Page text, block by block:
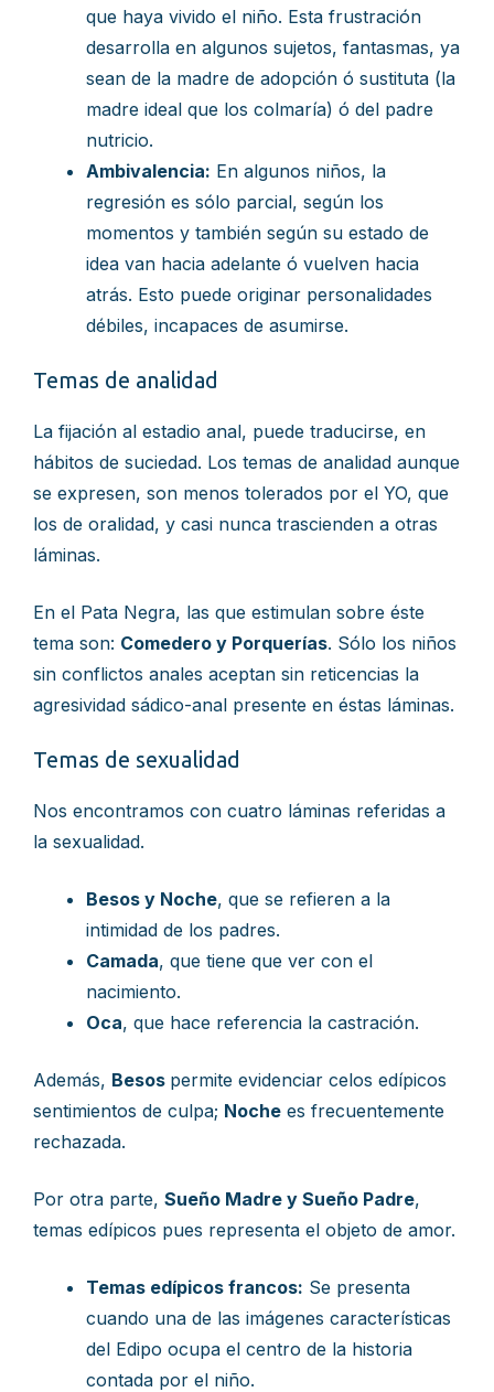
que haya vivido el niño. Esta frustración
desarrolla en algunos sujetos, fantasmas, ya
sean de la madre de adopción ó sustituta (la
madre ideal que los colmaría) ó del padre
nutricio.
Ambivalencia: En algunos niños, la
regresión es sólo parcial, según los
momentos y también según su estado de
idea van hacia adelante ó vuelven hacia
atrás. Esto puede originar personalidades
débiles, incapaces de asumirse.
Temas de analidad
La fijación al estadio anal, puede traducirse, en
hábitos de suciedad. Los temas de analidad aunque
se expresen, son menos tolerados por el YO, que
los de oralidad, y casi nunca trascienden a otras
láminas.
En el Pata Negra, las que estimulan sobre éste
tema son: Comedero y Porquerías. Sólo los niños
sin conflictos anales aceptan sin reticencias la
agresividad sádico-anal presente en éstas láminas.
Temas de sexualidad
Nos encontramos con cuatro láminas referidas a
la sexualidad.
Besos y Noche, que se refieren a la
intimidad de los padres.
Camada, que tiene que ver con el
nacimiento.
Oca, que hace referencia la castración.
Además, Besos permite evidenciar celos edípicos
sentimientos de culpa; Noche es frecuentemente
rechazada.
Por otra parte, Sueño Madre y Sueño Padre,
temas edípicos pues representa el objeto de amor.
Temas edípicos francos: Se presenta
cuando una de las imágenes características
del Edipo ocupa el centro de la historia
contada por el niño.